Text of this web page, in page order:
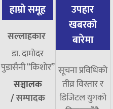
हाम्रो समूह
सल्लाहकार
डा. दामाेदर
पुडासैनी “किशाेर”
सञ्चालक
/सम्पादक
उपहार
खबरको
बारेमा
सूचना प्रविधिको
तीव्र विस्तार र
डिजिटल युगको